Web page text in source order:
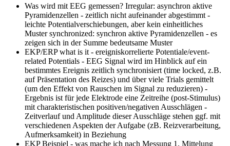
Was wird mit EEG gemessen? Irregular: asynchron aktive
Pyramidenzellen - zeitlich nicht aufeinander abgestimmt -
leichte Potentialverschiebungen, aber kein einheitliches
Muster synchronized: synchron aktive Pyramidenzellen - es
zeigen sich in der Summe bedeutsame Muster
EKP/ERP what is it - ereigniskorrelierte Potentiale/event-
related Potentials - EEG Signal wird im Hinblick auf ein
bestimmtes Ereignis zeitlich synchronisiert (time locked, z.B.
auf Präsentation des Reizes) und über viele Trials gemittelt
(um den Effekt von Rauschen im Signal zu reduzieren) -
Ergebnis ist für jede Elektrode eine Zeitreihe (post-Stimulus)
mit charakteristischen positiven/negativen Ausschlägen -
Zeitverlauf und Amplitude dieser Ausschläge stehen ggf. mit
verschiedenen Aspekten der Aufgabe (zB. Reizverarbeitung,
Aufmerksamkeit) in Beziehung
EKP Beispiel - was mache ich nach Messung 1. Mittelung